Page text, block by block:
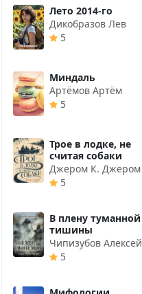
Лето 2014-го
Дикобразов Лев
5
Миндаль
Артёмов Артём
5
Трое в лодке, не
считая собаки
Джером К. Джером
5
В плену туманной
тишины
Чипизубов Алексей
5